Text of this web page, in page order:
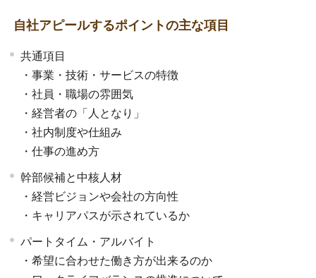
自社アピールするポイントの主な項目
共通項目
・事業・技術・サービスの特徴
・社員・職場の雰囲気
・経営者の「人となり」
・社内制度や仕組み
・仕事の進め方
幹部候補と中核人材
・経営ビジョンや会社の方向性
・キャリアパスが示されているか
パートタイム・アルバイト
・希望に合わせた働き方が出来るのか